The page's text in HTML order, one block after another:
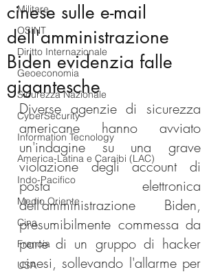
Militare
OSINT
Diritto Internazionale
Geoeconomia
Sicurezza Nazionale
CyberSecurity
Information Tecnology
America-Latina e Caraibi (LAC)
Indo-Pacifico
Medio Oriente
Cina
Francia
USA
cinese sulle e-mail
dell'amministrazione
Biden evidenzia falle
gigantesche
Diverse agenzie di sicurezza
americane hanno avviato
un'indagine su una grave
violazione degli account di
posta elettronica
dell'amministrazione Biden,
presumibilmente commessa da
parte di un gruppo di hacker
cinesi, sollevando l'allarme per